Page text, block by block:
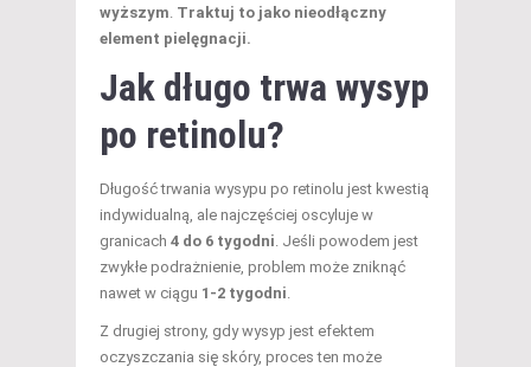
wyższym. Traktuj to jako nieodłączny
element pielęgnacji.
Jak długo trwa wysyp
po retinolu?
Długość trwania wysypu po retinolu jest kwestią
indywidualną, ale najczęściej oscyluje w
granicach 4 do 6 tygodni. Jeśli powodem jest
zwykłe podrażnienie, problem może zniknąć
nawet w ciągu 1-2 tygodni.
Z drugiej strony, gdy wysyp jest efektem
oczyszczania się skóry, proces ten może